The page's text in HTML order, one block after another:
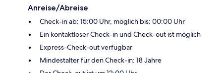
Anreise/Abreise
Check-in ab: 15:00 Uhr, möglich bis: 00:00 Uhr
Ein kontaktloser Check-in und Check-out ist möglich
Express-Check-out verfügbar
Mindestalter für den Check-in: 18 Jahre